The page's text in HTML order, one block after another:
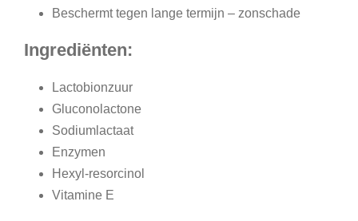
Beschermt tegen lange termijn – zonschade
Ingrediënten:
Lactobionzuur
Gluconolactone
Sodiumlactaat
Enzymen
Hexyl-resorcinol
Vitamine E